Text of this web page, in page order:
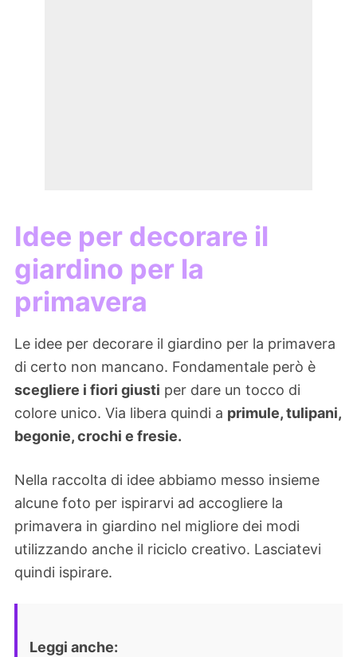
Idee per decorare il
giardino per la
primavera
Le idee per decorare il giardino per la primavera
di certo non mancano. Fondamentale però è
scegliere i fiori giusti per dare un tocco di
colore unico. Via libera quindi a primule, tulipani,
begonie, crochi e fresie.
Nella raccolta di idee abbiamo messo insieme
alcune foto per ispirarvi ad accogliere la
primavera in giardino nel migliore dei modi
utilizzando anche il riciclo creativo. Lasciatevi
quindi ispirare.
Leggi anche: